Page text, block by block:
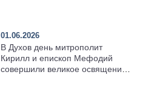
01.06.2026
В Духов день митрополит
Кирилл и епископ Мефодий
совершили великое освящение